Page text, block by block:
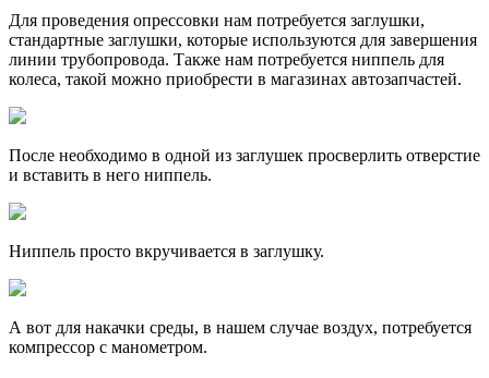
Для проведения опрессовки нам потребуется заглушки,
стандартные заглушки, которые используются для завершения
линии трубопровода. Также нам потребуется ниппель для
колеса, такой можно приобрести в магазинах автозапчастей.
После необходимо в одной из заглушек просверлить отверстие
и вставить в него ниппель.
Ниппель просто вкручивается в заглушку.
А вот для накачки среды, в нашем случае воздух, потребуется
компрессор с манометром.